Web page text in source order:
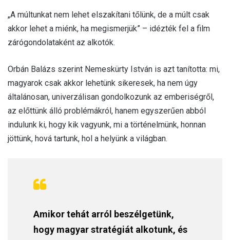
„A múltunkat nem lehet elszakítani tőlünk, de a múlt csak
akkor lehet a miénk, ha megismerjük” – idézték fel a film
zárógondolataként az alkotók.
Orbán Balázs szerint Nemeskürty István is azt tanította: mi,
magyarok csak akkor lehetünk sikeresek, ha nem úgy
általánosan, univerzálisan gondolkozunk az emberiségről,
az előttünk álló problémákról, hanem egyszerűen abból
indulunk ki, hogy kik vagyunk, mi a történelmünk, honnan
jöttünk, hová tartunk, hol a helyünk a világban.
Amikor tehát arról beszélgetünk,
hogy magyar stratégiát alkotunk, és